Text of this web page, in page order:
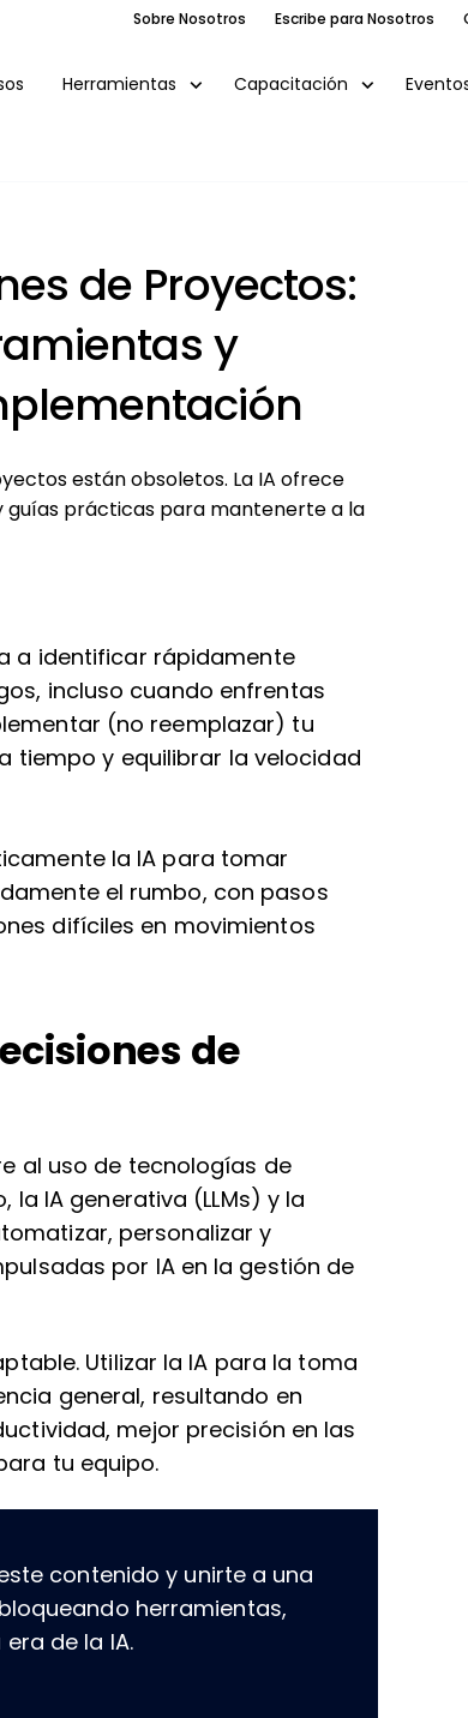
Sobre Nosotros Escribe para Nosotros
Herramientas Capacitación
de Proyectos:
y
están obsoletos. La IA ofrece
guías prácticas para mantenerte a la
a identificar rápidamente
incluso cuando enfrentas
(no reemplazar) tu
tiempo y equilibrar la velocidad
la IA para tomar
el rumbo, con pasos
difíciles en movimientos
de
al uso de tecnologías de
IA generativa (LLMs) y la
personalizar y
por IA en la gestión de
Utilizar la IA para la toma
general, resultando en
mejor precisión en las
tu equipo.
contenido y unirte a una
herramientas,
de la IA.